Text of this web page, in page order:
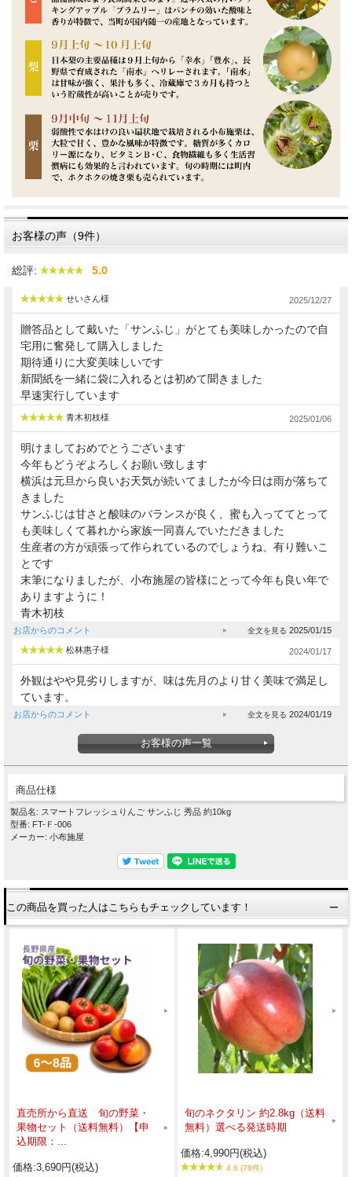
発送期間目安 11月下旬～6月頃
「特秀品」とは…
ご贈答向きの等級。
色、形が特に良く、贈り物におすすめです。
「秀品」とは…
「風のいたずら（家庭用）」とは…
ご家庭でお楽しみいただくのにどうぞ。
雨風に力強く耐えた跡がありますが、
品質、味覚に違いはありません。
ご家庭用としておすすめです。
※なくなり次第終了となります。予めご了承ください。
お客様の声（9件）
総評: 5.0
せいさん様 2025/12/27
贈答品として戴いた「サンふじ」がとても美味しかったので自
宅用に奮発して購入しました
期待通りに大変美味しいです
新聞紙を一緒に袋に入れるとは初めて聞きました
早速実行しています
青木初枝様 2025/01/06
明けましておめでとうございます
今年もどうぞよろしくお願い致します
横浜は元旦から良いお天気が続いてましたが今日は雨が落ちて
きました
サンふじは甘さと酸味のバランスが良く、蜜も入っててとって
も美味しくて暮れから家族一同喜んでいただきました
生産者の方が頑張って作られているのでしょうね、有り難いこ
とです
末筆になりましたが、小布施屋の皆様にとって今年も良い年で
ありますように！
青木初枝
お店からのコメント 2025/01/15
松林惠子様 2024/01/17
外観はやや見劣りしますが、味は先月のより甘く美味で満足し
ています。
お店からのコメント 2024/01/19
お客様の声一覧
商品仕様
製品名: スマートフレッシュりんご サンふじ 秀品 約10kg
型番: FT-Ｆ-006
メーカー: 小布施屋
この商品を買った人はこちらもチェックしています！
直売所から直送 旬の野菜・
果物セット（送料無料）【申
込期限：...
価格:3,690円(税込)
旬のネクタリン 約2.8kg（送料
無料）選べる発送時期
価格:4,990円(税込)
4.6 (78件)